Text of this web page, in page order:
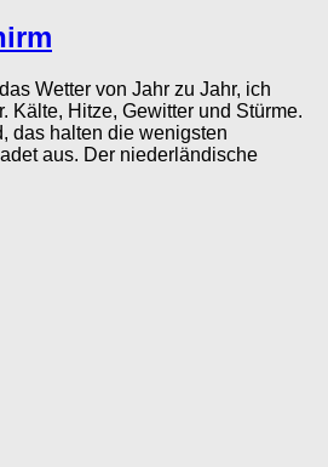
Wetter von Jahr zu Jahr, ich
Kälte, Hitze, Gewitter und Stürme.
das halten die wenigsten
aus. Der niederländische